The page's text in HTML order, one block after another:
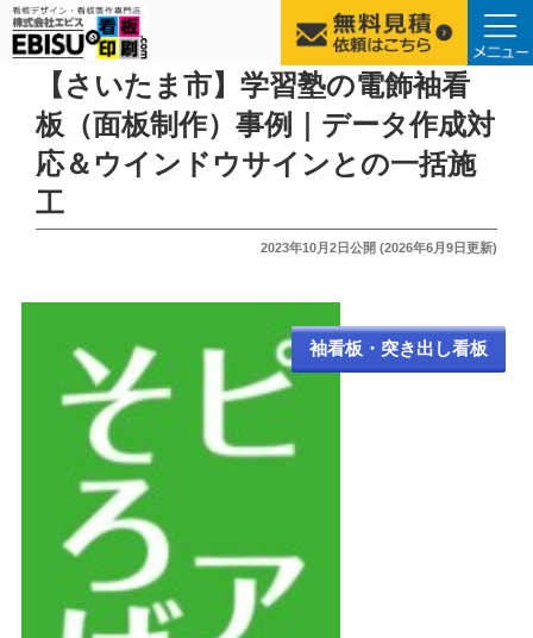
【さいたま市】学習塾の電飾袖看
板（面板制作）事例｜データ作成対
応＆ウインドウサインとの一括施
工
投
2023年10月2日公開 (2026年6月9日更新)
袖看板・突き出し看板